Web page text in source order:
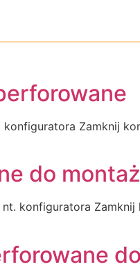
Zamknij
do
konfiguratora